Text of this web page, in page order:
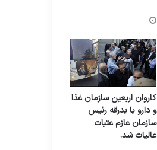
کاروان اربعین سازمان غذا
و دارو با بدرقه رئیس
سازمان عازم عتبات
عالیات شد.